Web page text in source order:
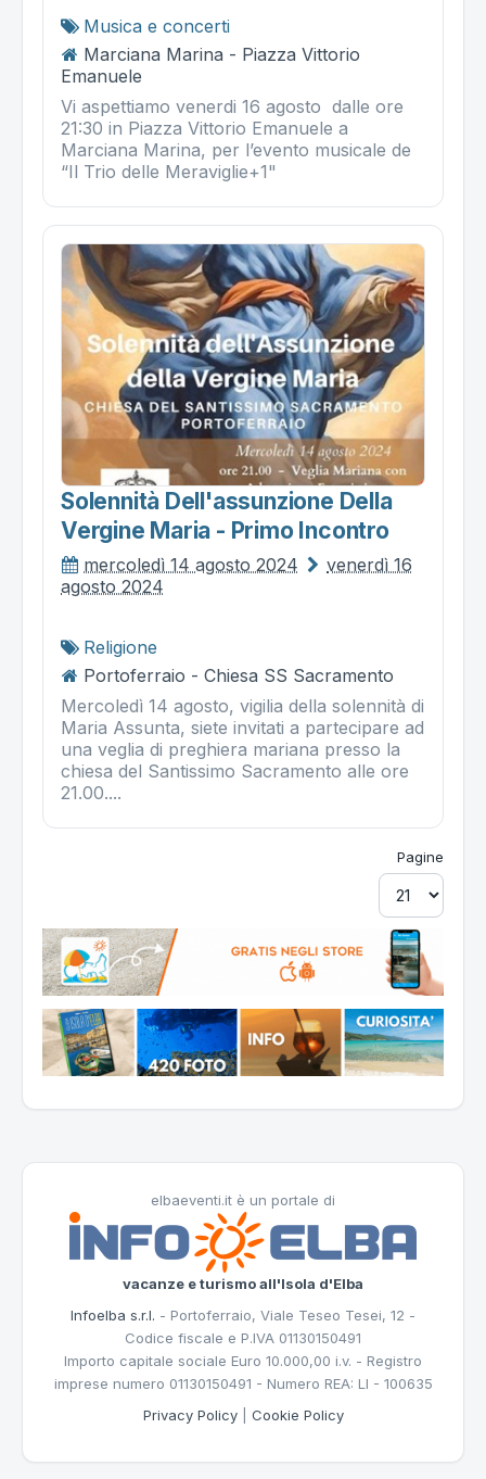
Musica e concerti
Marciana Marina - Piazza Vittorio
Emanuele
Vi aspettiamo venerdi 16 agosto dalle ore
21:30 in Piazza Vittorio Emanuele a
Marciana Marina, per l’evento musicale de
“Il Trio delle Meraviglie+1"
Solennità Dell'assunzione Della
Vergine Maria - Primo Incontro
mercoledì 14 agosto 2024
venerdì 16
agosto 2024
Religione
Portoferraio - Chiesa SS Sacramento
Mercoledì 14 agosto, vigilia della solennità di
Maria Assunta, siete invitati a partecipare ad
una veglia di preghiera mariana presso la
chiesa del Santissimo Sacramento alle ore
21.00....
Pagine
elbaeventi.it è un portale di
vacanze e turismo all'Isola d'Elba
Infoelba s.r.l. - Portoferraio, Viale Teseo Tesei, 12 -
Codice fiscale e P.IVA 01130150491
Importo capitale sociale Euro 10.000,00 i.v. - Registro
imprese numero 01130150491 - Numero REA: LI - 100635
Privacy Policy| Cookie Policy